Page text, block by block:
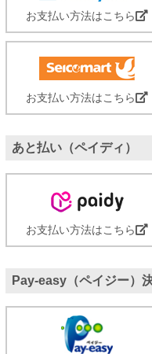
お支払い方法はこちら
お支払い方法はこちら
あと払い（ペイディ）
お支払い方法はこちら
Pay-easy（ペイジー）